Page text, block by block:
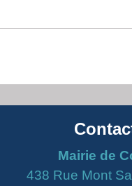
Mairie de
438 Rue Mont